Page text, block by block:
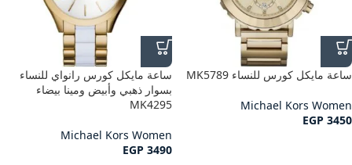
ساعة مايكل كورس للنساء MK5789
Michael Kors Women
EGP 3450
ساعة مايكل كورس رانواي للنساء
بسوار ذهبي وأبيض ومينا بيضاء
MK4295
Michael Kors Women
EGP 3490